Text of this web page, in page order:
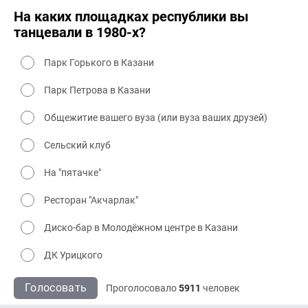
На каких площадках республики вы
танцевали в 1980-х?
Парк Горького в Казани
Парк Петрова в Казани
Общежитие вашего вуза (или вуза ваших друзей)
Сельский клуб
На "пятачке"
Ресторан "Акчарлак"
Диско-бар в Молодёжном центре в Казани
ДК Урицкого
Голосовать Проголосовало5911 человек